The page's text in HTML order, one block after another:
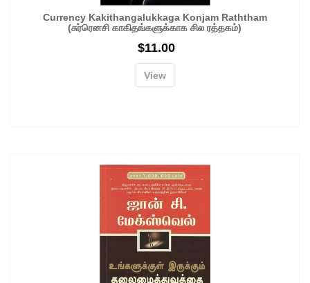
Currency Kakithangalukkaga Konjam Raththam
(சுர்ரெனசி காகிதங்களுக்காக சில ரத்தகம்)
$11.00
View